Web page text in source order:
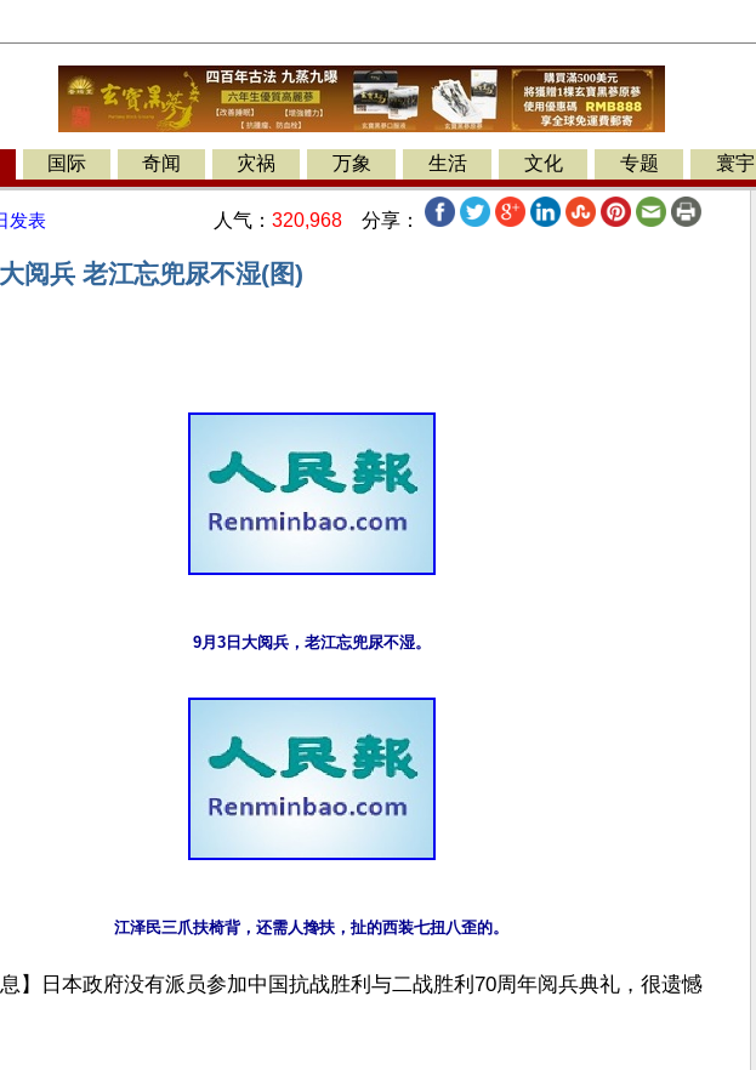
国际 奇闻 灾祸 万象 生活 文化 专题 寰宇
发表 人气： 320,968 分享：
阅兵 老江忘兜尿不湿(图)
9月3日大阅兵，老江忘兜尿不湿。
江泽民三爪扶椅背，还需人搀扶，扯的西装七扭八歪的。
息】日本政府没有派员参加中国抗战胜利与二战胜利70周年阅兵典礼，很遗憾